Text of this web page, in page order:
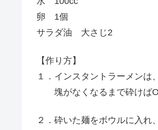
卵 1個
サラダ油 大さじ2
【作り方】
１．インスタントラーメンは
塊がなくなるまで砕けば
２．砕いた麺をボウルに入れ